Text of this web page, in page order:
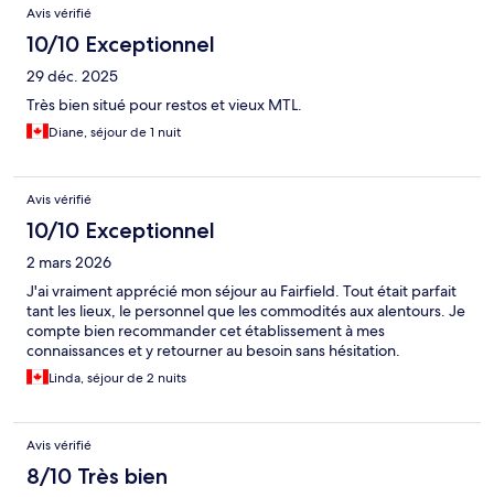
Avis vérifié
10/10 Exceptionnel
29 déc. 2025
Très bien situé pour restos et vieux MTL.
Diane, séjour de 1 nuit
Avis vérifié
10/10 Exceptionnel
2 mars 2026
J'ai vraiment apprécié mon séjour au Fairfield. Tout était parfait
tant les lieux, le personnel que les commodités aux alentours. Je
compte bien recommander cet établissement à mes
connaissances et y retourner au besoin sans hésitation.
Linda, séjour de 2 nuits
Avis vérifié
8/10 Très bien